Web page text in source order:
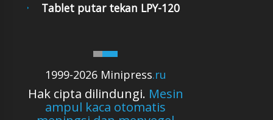
1999-2026 Minipress.ru
Hak cipta dilindungi. Mesin
ampul kaca otomatis
Tablet putar tekan LPY-120